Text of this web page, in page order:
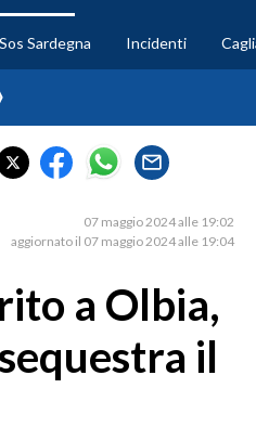
Sos Sardegna Incidenti
07 maggio 2024 alle 19:02
aggiornato il 07 maggio 2024 alle 19:04
a Olbia,
il